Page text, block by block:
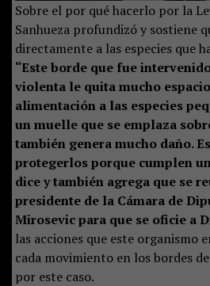
Sobre el por qué hacerlo por la
Sanhueza profundizó y sostiene
directamente a las especies que
“Este borde que fue
violenta le quita mucho
alimentación a las especies
un muelle que se emplaza
también genera mucho daño.
protegerlos porque cumplen
dice y también agrega que se
presidente de la Cámara de
Mirosevic para que se oficie a
las acciones que este organismo
cada movimiento en los bordes
por este caso.